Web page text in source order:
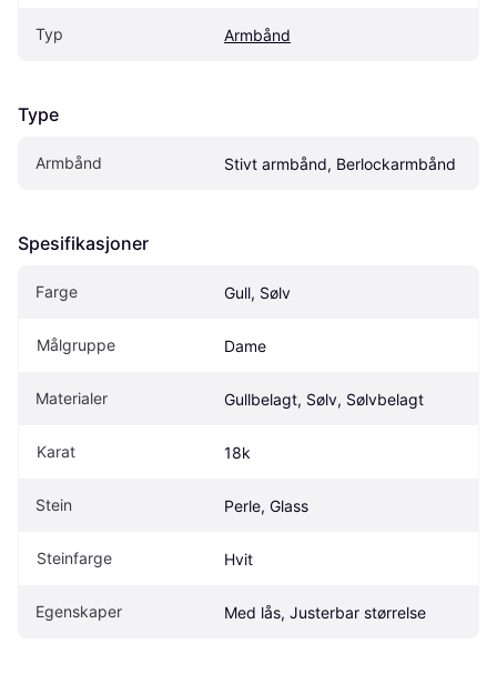
Typ Armbånd
Type
Armbånd Stivt armbånd, Berlockarmbånd
Spesifikasjoner
Farge Gull, Sølv
Målgruppe Dame
Materialer Gullbelagt, Sølv, Sølvbelagt
Karat 18k
Stein Perle, Glass
Steinfarge Hvit
Egenskaper Med lås, Justerbar størrelse